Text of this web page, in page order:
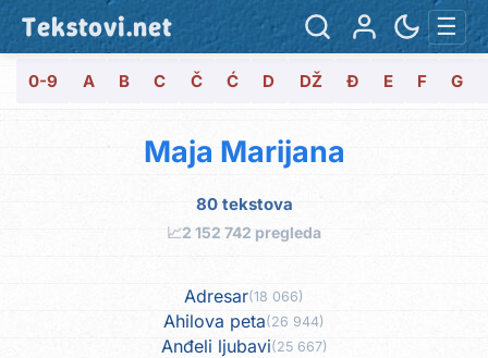
Tekstovi.net ☰
0-9 A B C Č Ć D DŽ Đ E F G
Maja Marijana
80 tekstova
📈2 152 742 pregleda
Adresar(18 066)
Ahilova peta(26 944)
Anđeli ljubavi(25 667)